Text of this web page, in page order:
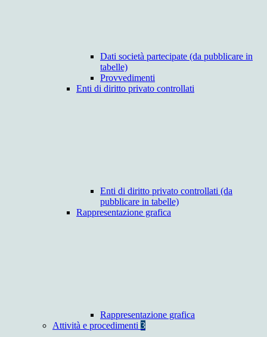
Dati società partecipate (da pubblicare in
tabelle)
Provvedimenti
Enti di diritto privato controllati
Enti di diritto privato controllati (da
pubblicare in tabelle)
Rappresentazione grafica
Rappresentazione grafica
Attività e procedimenti 3